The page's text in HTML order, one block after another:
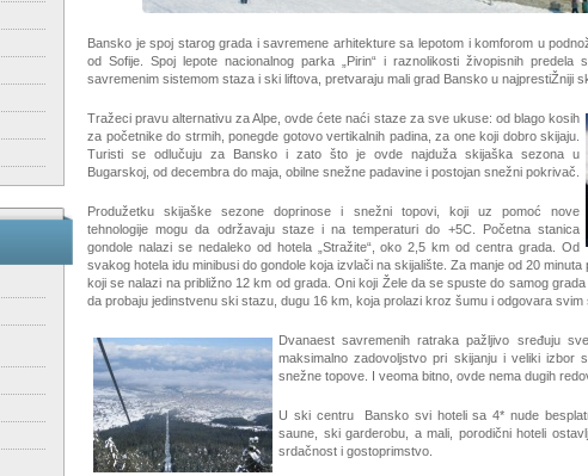
Bansko je spoj starog grada i savremene arhitekture sa lepotom i komforom u
od Sofije. Spoj lepote nacionalnog parka „Pirin“ i raznolikosti živopisnih predela
savremenim sistemom staza i ski liftova, pretvaraju mali grad Bansko u najprestiŽniji
Tražeci pravu alternativu za Alpe, ovde ćete naći staze za sve ukuse: od blago kosih
za početnike do strmih, ponegde gotovo vertikalnih padina, za one koji dobro skijaju.
Turisti se odlučuju za Bansko i zato što je ovde najduža skijaška sezona u
Bugarskoj, od decembra do maja, obilne snežne padavine i postojan snežni pokrivač.
Produžetku skijaške sezone doprinose i snežni topovi, koji uz pomoć nove
tehnologije mogu da održavaju staze i na temperaturi do +5C. Početna stanica
gondole nalazi se nedaleko od hotela „Stražite“, oko 2,5 km od centra grada. Od
svakog hotela idu minibusi do gondole koja izvlači na skijalište. Za manje od 20 minuta
koji se nalazi na približno 12 km od grada. Oni koji Žele da se spuste do samog
da probaju jedinstvenu ski stazu, dugu 16 km, koja prolazi kroz šumu i odgovara svim
Dvanaest savremenih ratraka pažljivo sređuju
maksimalno zadovoljstvo pri skijanju i veliki izbor
snežne topove. I veoma bitno, ovde nema dugih
U ski centru Bansko svi hoteli sa 4* nude
saune, ski garderobu, a mali, porodični hoteli
srdačnost i gostoprimstvo.